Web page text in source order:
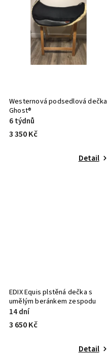
Westernová podsedlová dečka
Ghost®
6 týdnů
3 350 Kč
Detail
EDIX Equis plstěná dečka s
umělým beránkem zespodu
14 dní
3 650 Kč
Detail